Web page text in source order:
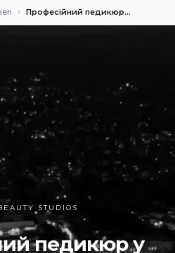
Професійний педикюр у Мюнхені
STUDIOS
педикюр у